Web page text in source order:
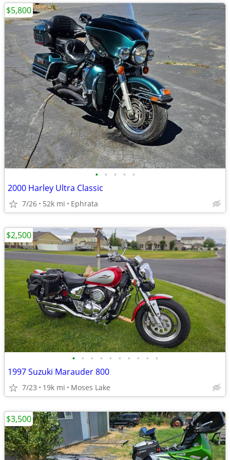
• • • • •
2000 Harley Ultra Classic
7/26 52k mi Ephrata
$5,800
• • • • • • • • • •
1997 Suzuki Marauder 800
7/23 19k mi Moses Lake
$2,500
$3,500